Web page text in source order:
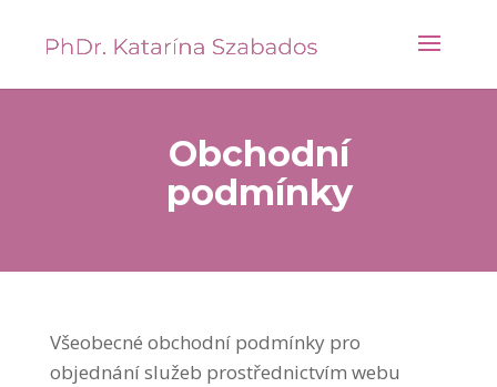
Obchodní
podmínky
Všeobecné obchodní podmínky pro
objednání služeb prostřednictvím webu